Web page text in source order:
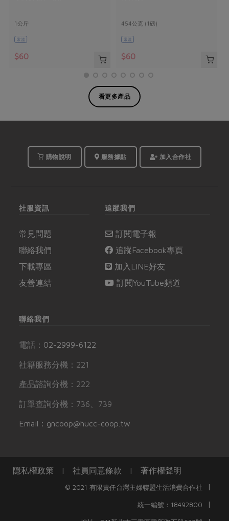
1公斤
常溫
$60
454公克 (1磅)
常溫
$60
看更多產品
購物說明 服務據點 加入合作社
社服資訊
常見問題
聯絡我們
下載專區
友善連結
追蹤我們
訂閱電子報
追蹤Facebook專頁
加入LINE好友
訂閱YouTube頻道
聯絡我們
電話： 02-2999-6122
社籍服務分機：221
產品諮詢分機：222
訂單查詢分機：736、739
Email：gncoop@hucc-coop.tw
隱私權政策 | 社員同意條款 | 著作權聲明
© 2021 有限責任台灣主婦聯盟生活消費合作社 |
統一編號：18492800 |